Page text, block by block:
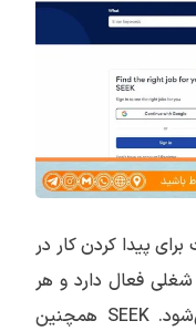
پیدا کردن کار در
از 150 هزار آگهی شغلی فعال دارد و هر
ماه بیش از 25 میلیون بار بازدید می‌شود. SEEK همچنین